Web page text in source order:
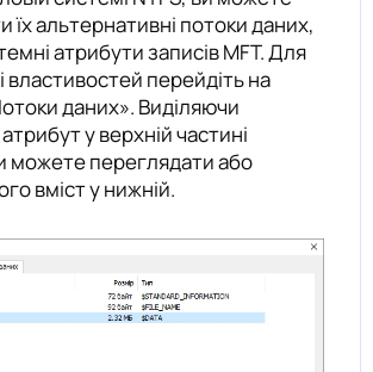
їх альтернативні потоки даних,
атрибути записів MFT. Для
властивостей перейдіть на
даних». Виділяючи
у верхній частині
можете переглядати або
вміст у нижній.